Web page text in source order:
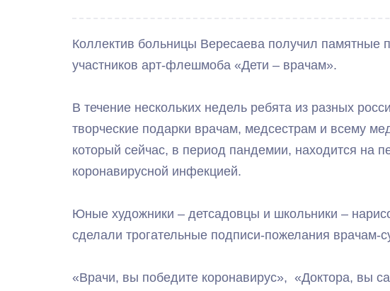
Коллектив больницы Вересаева получил памятные
участников арт-флешмоба «Дети – врачам».
В течение нескольких недель ребята из разных
творческие подарки врачам, медсестрам и всему
который сейчас, в период пандемии, находится на
коронавирусной инфекцией.
Юные художники – детсадовцы и школьники –
сделали трогательные подписи-пожелания врачам-
«Врачи, вы победите коронавирус», «Доктора, вы